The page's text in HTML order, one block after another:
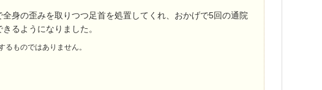
身の歪みを取りつつ足首を処置してくれ、おかげで5回の通院
るようになりました。
ものではありません。